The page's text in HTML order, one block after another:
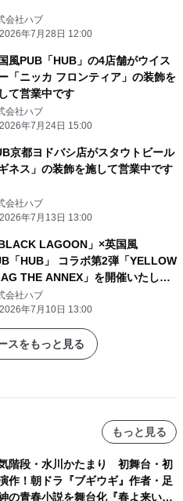
会社ハブ
年7月28日 12:00
風PUB「HUB」の4店舗がウイス
「ニッカ フロンティア」の装飾を
て営業中です
会社ハブ
年7月24日 15:00
京都ヨドバシ店がスタウトビール
ギネス」の装飾を施して営業中です
会社ハブ
年7月13日 13:00
BLACK LAGOON」×英国風
「HUB」 コラボ第2弾「YELLOW
THE ANNEX」を開催いたしま
会社ハブ
年7月10日 13:00
スをもっと見る
もっと見る
階段・水川かたまり 初舞台・初
作！朝ドラ『ブギウギ』作者・足
の青春小説を舞台化『春よ来い、